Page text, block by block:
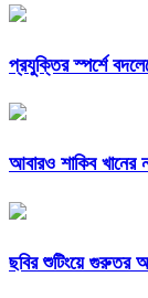
প্রযুক্তির স্পর্শে
আবারও শাকিব খানের
ছবির শুটিংয়ে গুরুতর